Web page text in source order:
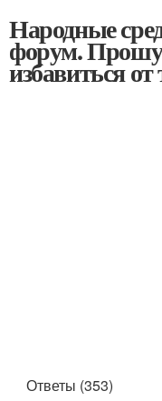
Народные
форум. Прошу
избавиться
Ответы (353)